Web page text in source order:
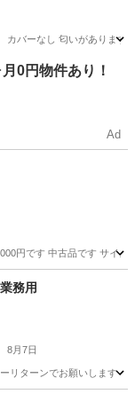
バーなし 匂いがあります
0円物件あり！
Ad
円です 中古品です サイ
ゾン
務用
8月7日
リターンでお願いします！